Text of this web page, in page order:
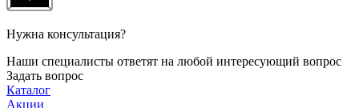
Нужна консультация?
Наши специалисты ответят на любой интересующий вопрос
Задать вопрос
Каталог
Акции